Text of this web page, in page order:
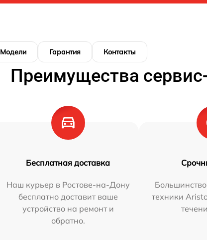
Модели Гарантия Контакты
Преимущества
Бесплатная доставка
Наш курьер в Ростове-на-Дону
бесплатно доставит ваше
устройство на ремонт и
обратно.
техники